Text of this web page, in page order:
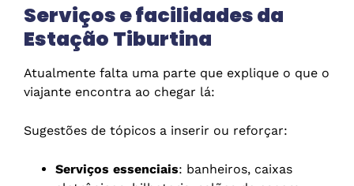
Serviços e facilidades da
Estação Tiburtina
Atualmente falta uma parte que explique o que o
viajante encontra ao chegar lá:
Sugestões de tópicos a inserir ou reforçar:
Serviços essenciais: banheiros, caixas